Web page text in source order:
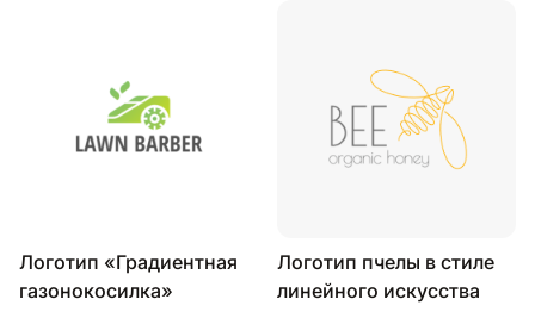
Логотип «Градиентная
газонокосилка»
Логотип пчелы в стиле
линейного искусства